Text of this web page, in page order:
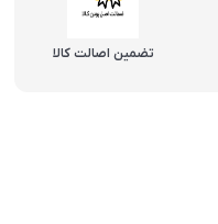
تضمین اصالت کالا